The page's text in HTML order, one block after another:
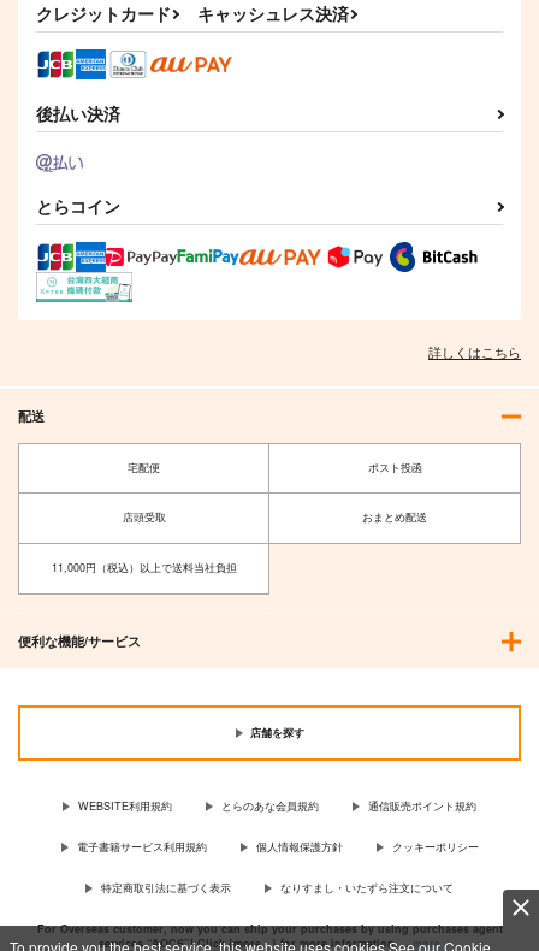
To provide you the best service, this website uses cookies.See our Cookie
クレジットカード キャッシュレス決済
後払い決済
とらコイン
詳しくはこちら
配送
宅配便 ポスト投函
店頭受取 おまとめ配送
11,000円（税込）以上で送料当社負担
便利な機能/サービス
店舗を探す
WEBSITE利用規約 とらのあな会員規約 通信販売ポイント規約
電子書籍サービス利用規約 個人情報保護方針 クッキーポリシー
特定商取引法に基づく表示 なりすまし・いたずら注文について
For Overseas customer, now you can ship your purchases by using purchases agent
services “AOCS”! Click {more…} for more information …more